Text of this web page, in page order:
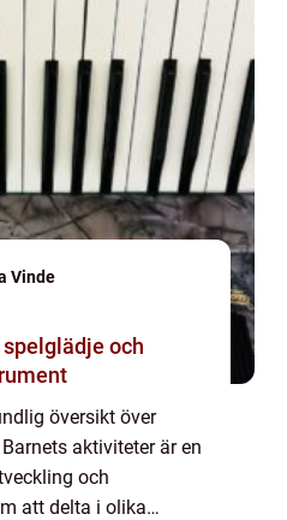
Vinde
översikt över
aktiviteter är en
och
att delta i olika